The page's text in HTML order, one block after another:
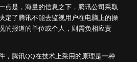
是，海量的信息之下，腾讯公司采取
定了腾讯不能去监视用户在电脑上的操
的报道的单位或个人，则需负相应责
腾讯QQ在技术上采用的原理是一种